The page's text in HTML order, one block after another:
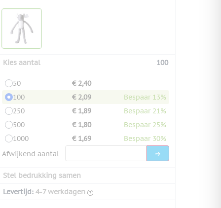
Kies aantal 100
50
€ 2,40
100
€ 2,09
Bespaar 13%
250
€ 1,89
Bespaar 21%
500
€ 1,80
Bespaar 25%
1000
€ 1,69
Bespaar 30%
Afwijkend aantal
Stel bedrukking samen
Levertijd: 4-7 werkdagen